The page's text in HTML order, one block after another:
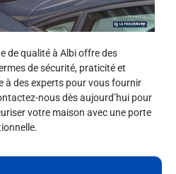
de qualité à Albi offre des
de sécurité, praticité et
à des experts pour vous fournir
nous dès aujourd’hui pour
votre maison avec une porte